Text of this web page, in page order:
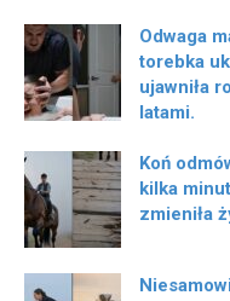
Odwaga
torebka
ujawniła
latami.
Koń
kilka
zmieniła